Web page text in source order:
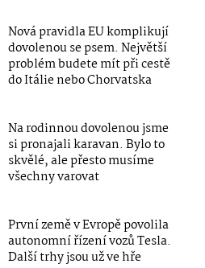
Nová pravidla EU komplikují
dovolenou se psem. Největší
problém budete mít při cestě
do Itálie nebo Chorvatska
Na rodinnou dovolenou jsme
si pronajali karavan. Bylo to
skvělé, ale přesto musíme
všechny varovat
První země v Evropě povolila
autonomní řízení vozů Tesla.
Další trhy jsou už ve hře